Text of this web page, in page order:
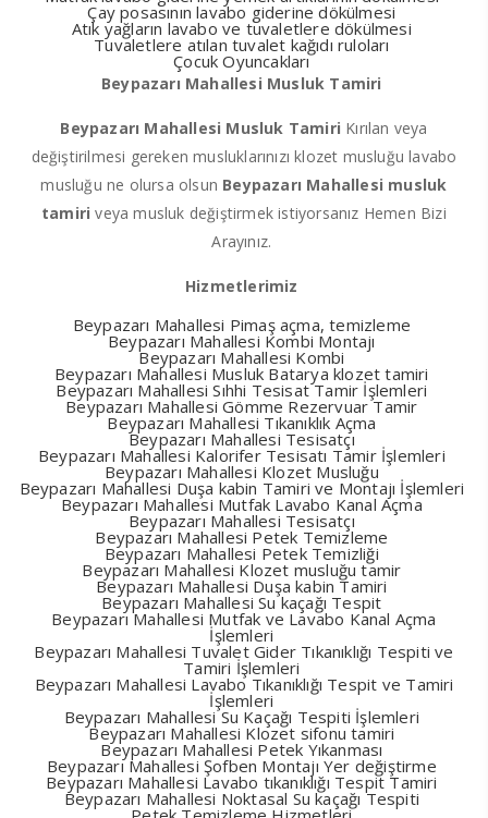
Çay posasının lavabo giderine dökülmesi
Atık yağların lavabo ve tuvaletlere dökülmesi
Tuvaletlere atılan tuvalet kağıdı ruloları
Çocuk Oyuncakları
Beypazarı Mahallesi Musluk Tamiri
Beypazarı Mahallesi Musluk Tamiri Kırılan veya
değiştirilmesi gereken musluklarınızı klozet musluğu lavabo
musluğu ne olursa olsun Beypazarı Mahallesi musluk
tamiri veya musluk değiştirmek istiyorsanız Hemen Bizi
Arayınız.
Hizmetlerimiz
Beypazarı Mahallesi Pimaş açma, temizleme
Beypazarı Mahallesi Kombi Montajı
Beypazarı Mahallesi Kombi
Beypazarı Mahallesi Musluk Batarya klozet tamiri
Beypazarı Mahallesi Sıhhi Tesisat Tamir İşlemleri
Beypazarı Mahallesi Gömme Rezervuar Tamir
Beypazarı Mahallesi Tıkanıklık Açma
Beypazarı Mahallesi Tesisatçı
Beypazarı Mahallesi Kalorifer Tesisatı Tamir İşlemleri
Beypazarı Mahallesi Klozet Musluğu
Beypazarı Mahallesi Duşa kabin Tamiri ve Montajı İşlemleri
Beypazarı Mahallesi Mutfak Lavabo Kanal Açma
Beypazarı Mahallesi Tesisatçı
Beypazarı Mahallesi Petek Temizleme
Beypazarı Mahallesi Petek Temizliği
Beypazarı Mahallesi Klozet musluğu tamir
Beypazarı Mahallesi Duşa kabin Tamiri
Beypazarı Mahallesi Su kaçağı Tespit
Beypazarı Mahallesi Mutfak ve Lavabo Kanal Açma
İşlemleri
Beypazarı Mahallesi Tuvalet Gider Tıkanıklığı Tespiti ve
Tamiri İşlemleri
Beypazarı Mahallesi Lavabo Tıkanıklığı Tespit ve Tamiri
İşlemleri
Beypazarı Mahallesi Su Kaçağı Tespiti İşlemleri
Beypazarı Mahallesi Klozet sifonu tamiri
Beypazarı Mahallesi Petek Yıkanması
Beypazarı Mahallesi Şofben Montajı Yer değiştirme
Beypazarı Mahallesi Lavabo tıkanıklığı Tespit Tamiri
Beypazarı Mahallesi Noktasal Su kaçağı Tespiti